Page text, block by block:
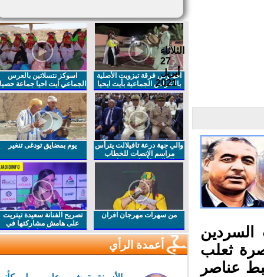
الثلاثاء
27
أبريل
2021
ثعلب
عناصر
احيدوس فرقة تيزويت الأصلية
بالاعراس الجماعية بأيت ايحيا
اسوكز نتسلاتين بالعرس
الجماعي ايت احيا جماعة حصيا
والي جهة درعة تافيلالت يترأس
مراسم الإنصات للخطاب
الملكي السامي بمناسبة
يوم بمضايق تودغى تنغير
من سهرات مهرجان افران
تصريح الفنانة سعيدة تيتريت
على هامش مشاركتها في
مهرجان افران
أعمدة الرأي